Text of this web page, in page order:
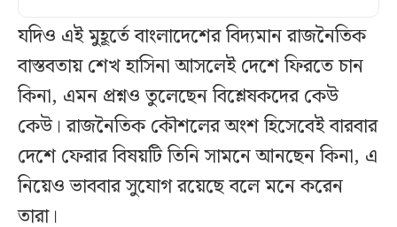
যদিও এই মুহূর্তে বাংলাদেশের বিদ্যমান রাজনৈতিক
বাস্তবতায় শেখ হাসিনা আসলেই দেশে ফিরতে চান
কিনা, এমন প্রশ্নও তুলেছেন বিশ্লেষকদের কেউ
কেউ। রাজনৈতিক কৌশলের অংশ হিসেবেই বারবার
দেশে ফেরার বিষয়টি তিনি সামনে আনছেন কিনা, এ
নিয়েও ভাববার সুযোগ রয়েছে বলে মনে করেন
তারা।